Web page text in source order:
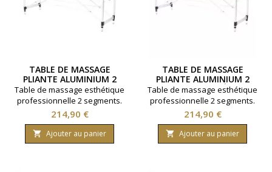
TABLE DE MASSAGE
PLIANTE ALUMINIUM 2
SEGMENTS NOIR
Table de massage esthétique
professionnelle 2 segments.
Modèle pliable et
transportable Cadre en bois
et pieds en aluminium léger.
Appui tête réglable. Coloris
Prix
214,90 €
 Ajouter au panier
TABLE DE MASSAGE
PLIANTE ALUMINIUM 2
SEGMENTS CRÈME
Table de massage esthétique
professionnelle 2 segments.
Modèle pliable et
transportable Cadre en bois
et pieds en aluminium léger.
Appui tête réglable. Coloris
Prix
214,90 €
 Ajouter au panier